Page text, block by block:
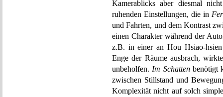
Kamerablicks aber diesmal
ruhenden Einstellungen, die in
und Fahrten, und dem Kontrast
einen Charakter während der
z.B. in einer an Hou Hsiao-
Enge der Räume ausbrach,
unbeholfen. Im Schattenbenötigt
zwischen Stillstand und
Komplexität nicht auf solch